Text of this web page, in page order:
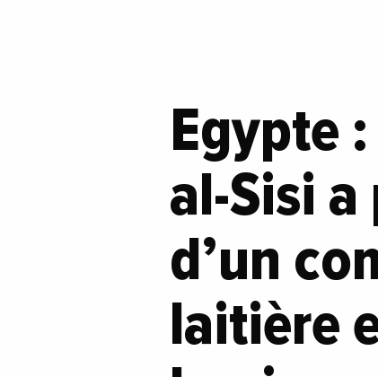
Egypte
al-Sisi
d’un
laitière